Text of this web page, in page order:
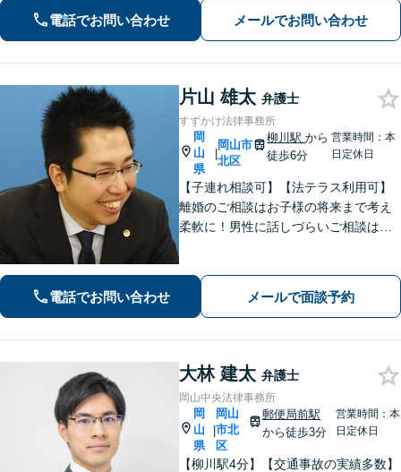
電話でお問い合わせ メールでお問い合わせ
片山 雄太 弁護士
すずかけ法律事務所
岡
山
県
|
岡山市
北区
柳川駅から
徒歩6分
営業時間：本
日定休日
【子連れ相談可】【法テラス利用可】
離婚のご相談はお子様の将来まで考え
柔軟に！男性に話しづらいご相談は女
と連携してきめ細やかに対応【注力分
野初回相談無料】【WEB面談可】
電話でお問い合わせ メールで面談予約
大林 建太 弁護士
岡山中央法律事務所
岡
山
県
|
岡山
市北
区
郵便局前駅
から徒歩3分
営業時間：本
日定休日
【柳川駅4分】【交通事故の実績多数】